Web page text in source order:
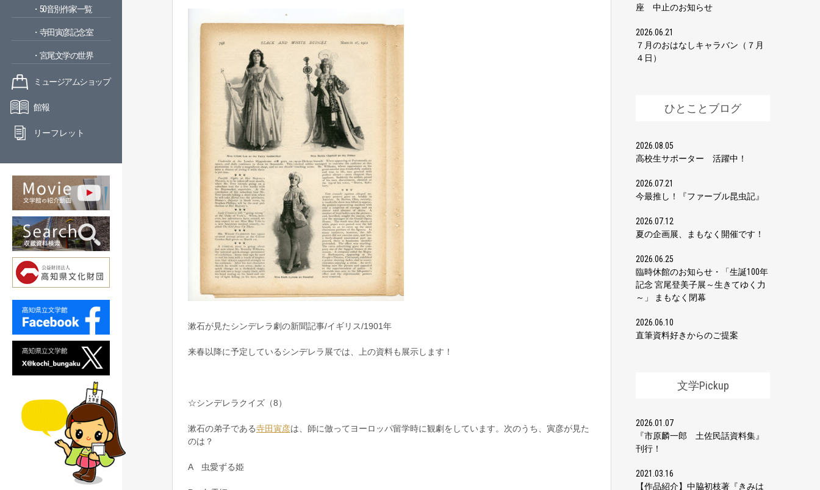
・50音別作家一覧
・寺田寅彦記念室
・宮尾文学の世界
ミュージアムショップ
館報
リーフレット
漱石が見たシンデレラ劇の新聞記事/イギリス/1901年
来春以降に予定しているシンデレラ展では、上の資料も展示します！
☆シンデレラクイズ（8）
漱石の弟子である寺田寅彦は、師に倣ってヨーロッパ留学時に観劇をしています。次のうち、寅彦が見た
のは？
A 虫愛ずる姫
座 中止のお知らせ
2026.06.21
７月のおはなしキャラバン（７月
４日）
ひとことブログ
2026.08.05
高校生サポーター 活躍中！
2026.07.21
今最推し！『ファーブル昆虫記』
2026.07.12
夏の企画展、まもなく開催です！
2026.06.25
臨時休館のお知らせ・「生誕100年
記念 宮尾登美子展～生きてゆく力
～」 まもなく閉幕
2026.06.10
直筆資料好きからのご提案
文学Pickup
2026.01.07
『市原麟一郎 土佐民話資料集』
刊行！
2021.03.16
【作品紹介】中脇初枝著『きみは